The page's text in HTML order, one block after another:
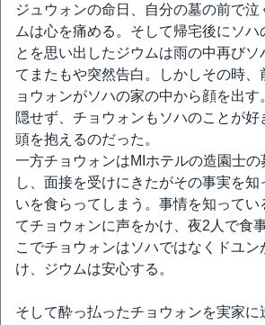
ジュウォンの命日、自分の墓の前で泣
ムは心を痛める。そして帰宅後にソハ
とを思い出したジウムは雨の中再びソ
てまたもや突然告白。しかしその時、
ョウォンがソハの家の中から顔を出
隠せず、チョウォンもソハのことが好
頭を抱えるのだった。
一方チョウォンはMIホテルの造園士
し、面接を受けにきたがその事実を知
いを食らってしまう。事情を知ってい
てチョウォンに声をかけ、夜2人で食
こでチョウォンはソハではなくドユン
け、ジウムは安心する。
そして酔っ払ったチョウォンを実家に